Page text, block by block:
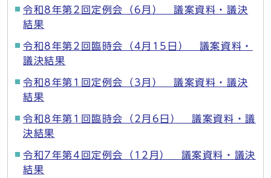
令和8年第2回定例会（6月） 議案資料・議決
結果
令和8年第2回臨時会（4月15日） 議案資料・
議決結果
令和8年第1回定例会（3月） 議案資料・議決
結果
令和8年第1回臨時会（2月6日） 議案資料・議
決結果
令和7年第4回定例会（12月） 議案資料・議決
結果